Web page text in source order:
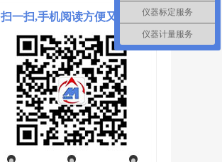
扫一扫,手机阅读方便又省时! 仪器标定服务
仪器计量服务